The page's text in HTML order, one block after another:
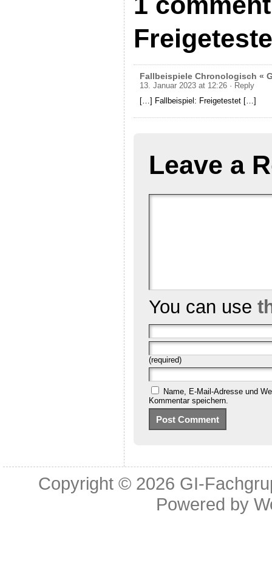
Fallbeispiele Chronologisch «
13. Januar 2023 at 12:26 · Reply
[…] Fallbeispiel: Freigetestet […]
Leave a
You can use
(required)
Name, E-Mail-Adresse und
Kommentar speichern.
Copyright © 2026 GI-
Powered by